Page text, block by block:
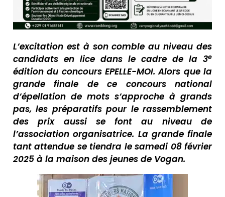
L’excitation est à son comble au niveau des
candidats en lice dans le cadre de la 3e
édition du concours EPELLE-MOI. Alors que la
grande finale de ce concours national
d’épellation de mots s’approche à grands
pas, les préparatifs pour le rassemblement
des prix aussi se font au niveau de
l’association organisatrice. La grande finale
tant attendue se tiendra le samedi 08 février
2025 à la maison des jeunes de Vogan.